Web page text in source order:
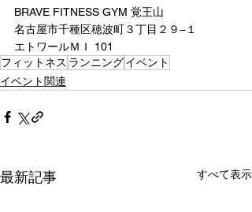
BRAVE FITNESS GYM 覚王山
名古屋市千種区穂波町３丁目２９−１
エトワールＭＩ 101
フィットネス ランニングイベント
イベント関連
最新記事 すべて表示